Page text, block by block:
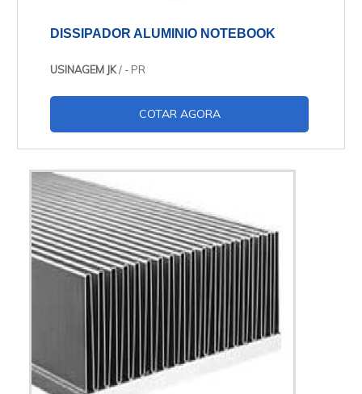
DISSIPADOR ALUMINIO NOTEBOOK
USINAGEM JK/ - PR
COTAR AGORA